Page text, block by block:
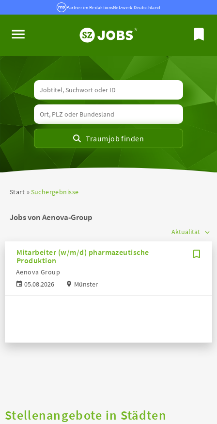
Partner im RedaktionsNetzwerk Deutschland
Start Suchergebnisse
Jobs von Aenova-Group
Mitarbeiter (w/m/d) pharmazeutische
Produktion
05.08.2026
Aenova Group
Münster
Stellenangebote in Städten